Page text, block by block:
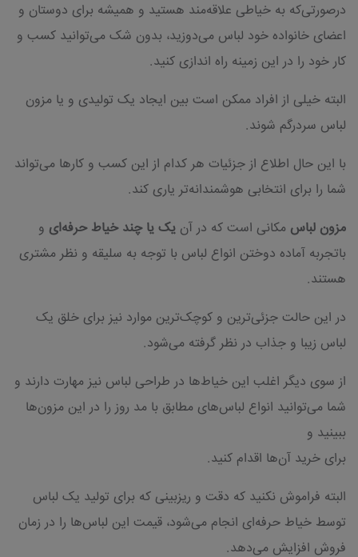
درصورتی‌که به خیاطی علاقه‌مند هستید و همیشه برای دوستان و
اعضای خانواده خود لباس می‌دوزید، بدون شک می‌توانید کسب و
کار خود را در این زمینه راه اندازی کنید.
البته خیلی از افراد ممکن است بین ایجاد یک تولیدی و یا مزون
لباس سردرگم شوند.
با این حال اطلاع از جزئیات هر کدام از این کسب و کارها می‌تواند
شما را برای انتخابی هوشمندانه‌تر یاری کند.
مزون لباس مکانی است که در آن یک یا چند خیاط حرفه‌ای و
باتجربه آماده دوختن انواع لباس با توجه به سلیقه و نظر مشتری
هستند.
در این حالت جزئی‌ترین و کوچک‌ترین موارد نیز برای خلق یک
لباس زیبا و جذاب در نظر گرفته می‌شود.
از سوی دیگر اغلب این خیاط‌ها در طراحی لباس نیز مهارت دارند و
شما می‌توانید انواع لباس‌های مطابق با مد روز را در این مزون‌ها
ببینید و
برای خرید آن‌ها اقدام کنید.
البته فراموش نکنید که دقت و ریزبینی که برای تولید یک لباس
توسط خیاط حرفه‌ای انجام می‌شود، قیمت این لباس‌ها را در زمان
فروش افزایش می‌دهد.